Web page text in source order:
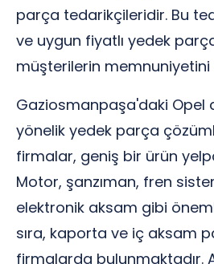
parça tedarikçileridir. Bu
ve uygun fiyatlı yedek
müşterilerin memnuniyetini
Gaziosmanpaşa'daki Opel
yönelik yedek parça
firmalar, geniş bir ürün
Motor, şanzıman, fren
elektronik aksam gibi
sıra, kaporta ve iç aksam
firmalarda bulunmaktadır.